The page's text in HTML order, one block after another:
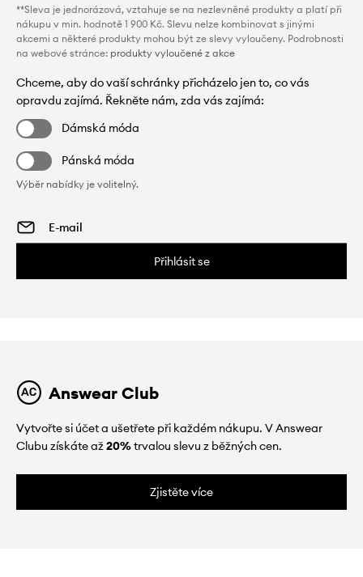
**Sleva je jednorázová, vztahuje se na nezlevněné produkty a platí při
nákupu v min. hodnotě 1 900 Kč. Slevu nelze kombinovat s jinými
akcemi a některé produkty mohou být ze slevy vyloučeny. Podrobnosti
na webové stránce: produkty vyloučené z akce
Chceme, aby do vaší schránky přicházelo jen to, co vás
opravdu zajímá. Řekněte nám, zda vás zajímá:
Dámská móda
Pánská móda
Výběr nabídky je volitelný.
Přihlásit se
Answear Club
Vytvořte si účet a ušetřete při každém nákupu. V Answear
Clubu získáte až20%trvalou slevu z běžných cen.
Zjistěte více